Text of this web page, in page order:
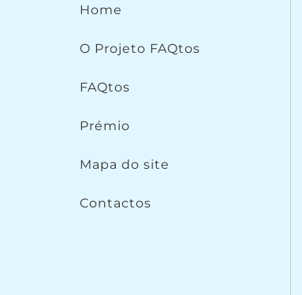
Home
O Projeto FAQtos
FAQtos
Prémio
Mapa do site
Contactos